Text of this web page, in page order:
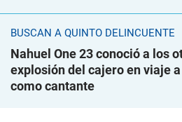
BUSCAN A QUINTO DELINCUENTE
Nahuel One 23 conoció a los
explosión del cajero en viaje
como cantante